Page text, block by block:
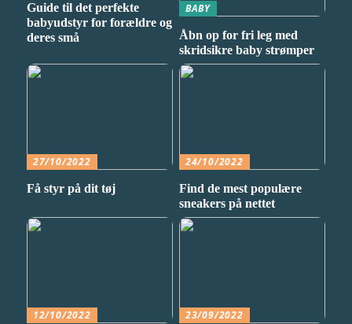
Guide til det perfekte
babyudstyr for forældre og
deres små
BABY
Åbn op for fri leg med
skridsikre baby strømper
27/10/2022
Få styr på dit tøj
24/10/2022
Find de mest populære
sneakers på nettet
12/10/2022 23/09/2022